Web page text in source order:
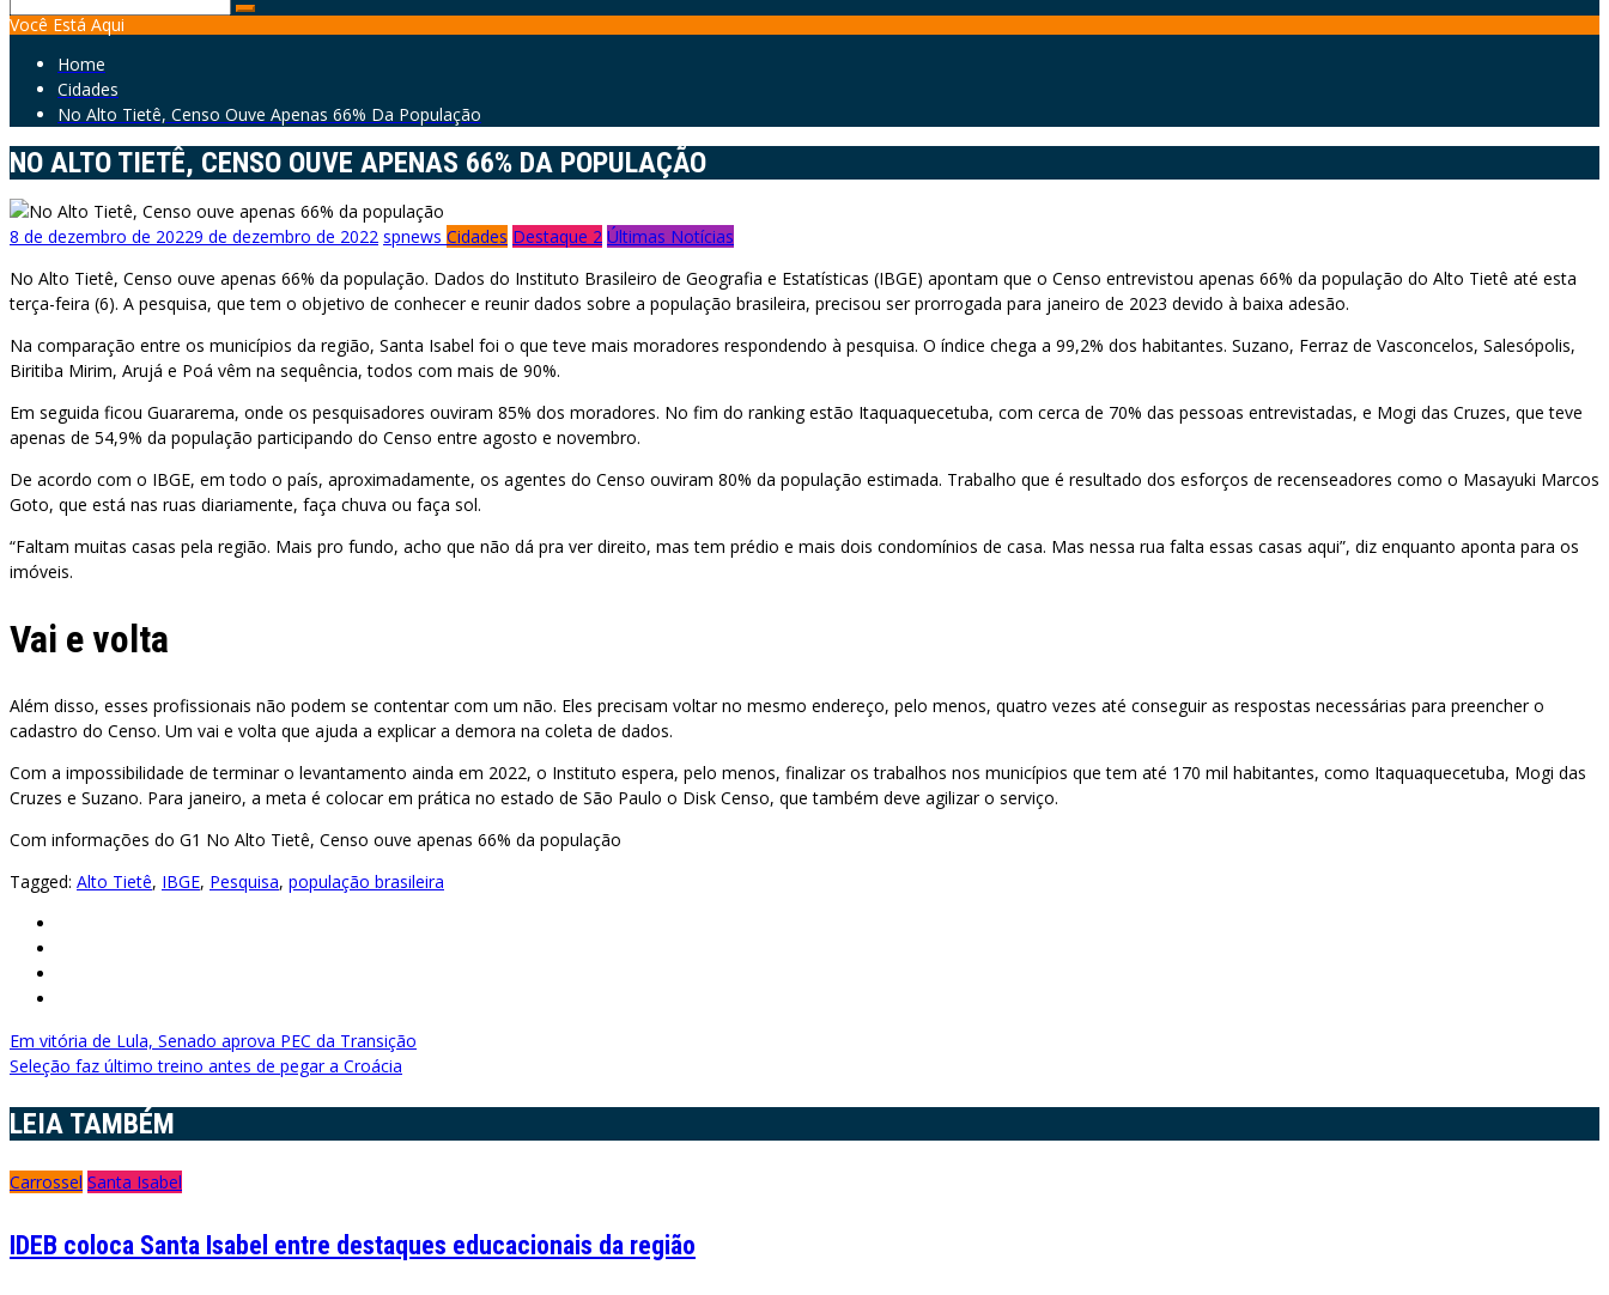
for:
Você Está Aqui
Home
Cidades
No Alto Tietê, Censo Ouve Apenas 66% Da População
NO ALTO TIETÊ, CENSO OUVE APENAS 66% DA POPULAÇÃO
8 de dezembro de 20229 de dezembro de 2022 spnews Cidades Destaque 2 Últimas Notícias
No Alto Tietê, Censo ouve apenas 66% da população. Dados do Instituto Brasileiro de Geografia e Estatísticas (IBGE) apontam que o Censo entrevistou apenas 66% da população do Alto Tietê até esta
terça-feira (6). A pesquisa, que tem o objetivo de conhecer e reunir dados sobre a população brasileira, precisou ser prorrogada para janeiro de 2023 devido à baixa adesão.
Na comparação entre os municípios da região, Santa Isabel foi o que teve mais moradores respondendo à pesquisa. O índice chega a 99,2% dos habitantes. Suzano, Ferraz de Vasconcelos, Salesópolis,
Biritiba Mirim, Arujá e Poá vêm na sequência, todos com mais de 90%.
Em seguida ficou Guararema, onde os pesquisadores ouviram 85% dos moradores. No fim do ranking estão Itaquaquecetuba, com cerca de 70% das pessoas entrevistadas, e Mogi das Cruzes, que teve
apenas de 54,9% da população participando do Censo entre agosto e novembro.
De acordo com o IBGE, em todo o país, aproximadamente, os agentes do Censo ouviram 80% da população estimada. Trabalho que é resultado dos esforços de recenseadores como o Masayuki Marcos
Goto, que está nas ruas diariamente, faça chuva ou faça sol.
“Faltam muitas casas pela região. Mais pro fundo, acho que não dá pra ver direito, mas tem prédio e mais dois condomínios de casa. Mas nessa rua falta essas casas aqui”, diz enquanto aponta para os
imóveis.
Vai e volta
Além disso, esses profissionais não podem se contentar com um não. Eles precisam voltar no mesmo endereço, pelo menos, quatro vezes até conseguir as respostas necessárias para preencher o
cadastro do Censo. Um vai e volta que ajuda a explicar a demora na coleta de dados.
Com a impossibilidade de terminar o levantamento ainda em 2022, o Instituto espera, pelo menos, finalizar os trabalhos nos municípios que tem até 170 mil habitantes, como Itaquaquecetuba, Mogi das
Cruzes e Suzano. Para janeiro, a meta é colocar em prática no estado de São Paulo o Disk Censo, que também deve agilizar o serviço.
Com informações do G1 No Alto Tietê, Censo ouve apenas 66% da população
Tagged: Alto Tietê, IBGE, Pesquisa, população brasileira
Navegação
de
Post
Em vitória de Lula, Senado aprova PEC da Transição
Seleção faz último treino antes de pegar a Croácia
LEIA TAMBÉM
Carrossel Santa Isabel
IDEB coloca Santa Isabel entre destaques educacionais da região